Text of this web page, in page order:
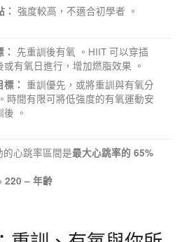
： 強度較高，不適合初學者 。
先重訓後有氧 。HIIT 可以穿插
或有氧日進行，增加燃脂效果 。
： 重訓優先，或將重訓與有氧分
時間有限可將低強度的有氧運動安
。
的心跳率區間是最大心跳率的 65%
220 – 年齡